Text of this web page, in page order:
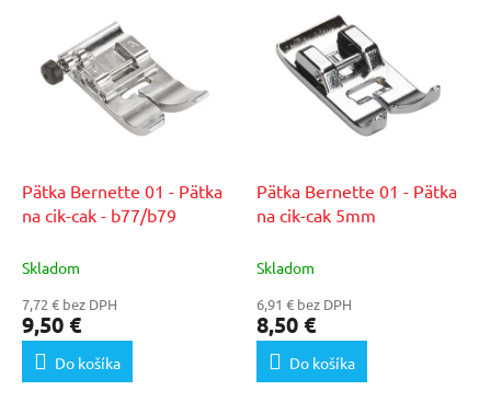
Pätka Bernette 01 - Pätka
na cik-cak - b77/b79
Skladom
7,72 € bez DPH
9,50 €
Do košíka
Pätka Bernette 01 - Pätka
na cik-cak 5mm
Skladom
6,91 € bez DPH
8,50 €
Do košíka